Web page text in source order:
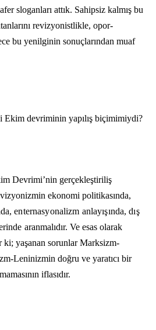
sloganları attık. Sa­hipsiz kalmış bu
revizyonistlikle, opor­
bu yenilginin sonuçlarından muaf
Ekim devriminin yapılış biçimimiydi?
Devrimi’nin gerçekleştiriliş
ekonomi politikasında,
enternasyonalizm anlayışında, dış
aranmalıdır. Ve esas olarak
ki; yaşanan sorunlar Marksizm-
Leninizmin doğru ve yaratıcı bir
iflasıdır.